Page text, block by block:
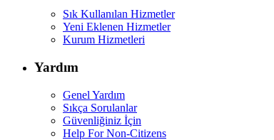
Sık Kullanılan Hizmetler
Yeni Eklenen Hizmetler
Kurum Hizmetleri
Yardım
Genel Yardım
Sıkça Sorulanlar
Güvenliğiniz İçin
Help For Non-Citizens